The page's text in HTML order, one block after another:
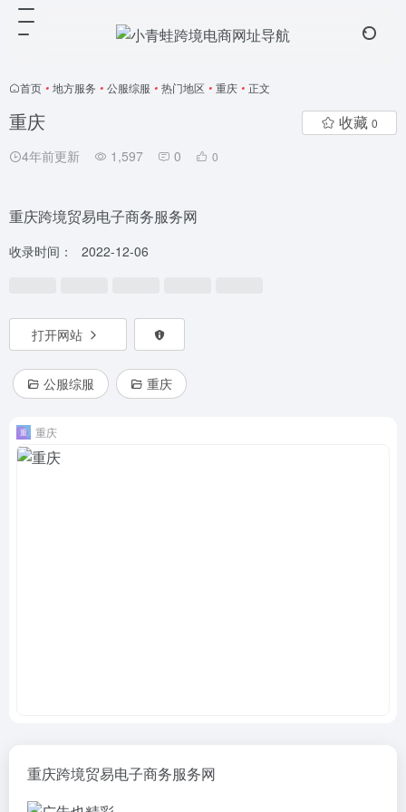
首页 • 地方服务 • 公服综服 • 热门地区 • 重庆 • 正文
重庆
4年前更新 1,597 0 0
收藏 0
重庆跨境贸易电子商务服务网
收录时间： 2022-12-06
打开网站
公服综服 重庆
重庆
重庆跨境贸易电子商务服务网